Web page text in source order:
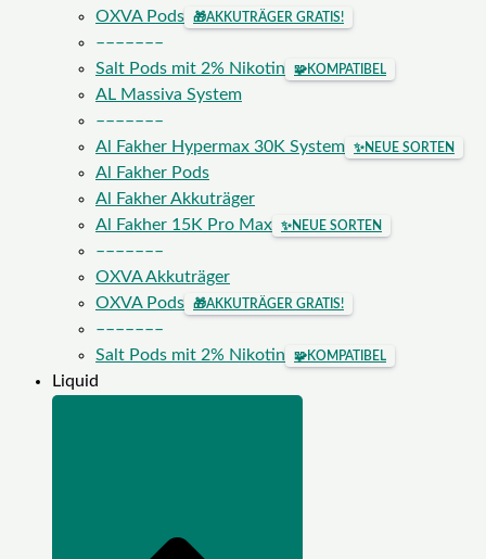
OXVA Pods
🎁AKKUTRÄGER GRATIS!
–––––––
Salt Pods mit 2% Nikotin
🧩KOMPATIBEL
AL Massiva System
–––––––
Al Fakher Hypermax 30K System
✨NEUE SORTEN
Al Fakher Pods
Al Fakher Akkuträger
Al Fakher 15K Pro Max
✨NEUE SORTEN
–––––––
OXVA Akkuträger
OXVA Pods
🎁AKKUTRÄGER GRATIS!
–––––––
Salt Pods mit 2% Nikotin
🧩KOMPATIBEL
Liquid